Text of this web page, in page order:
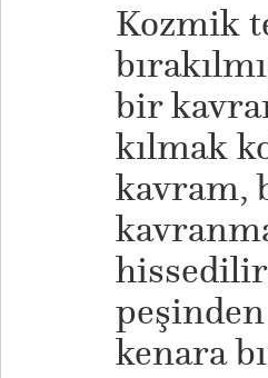
Kozmik
bir
kılmak
kavram,
kenara